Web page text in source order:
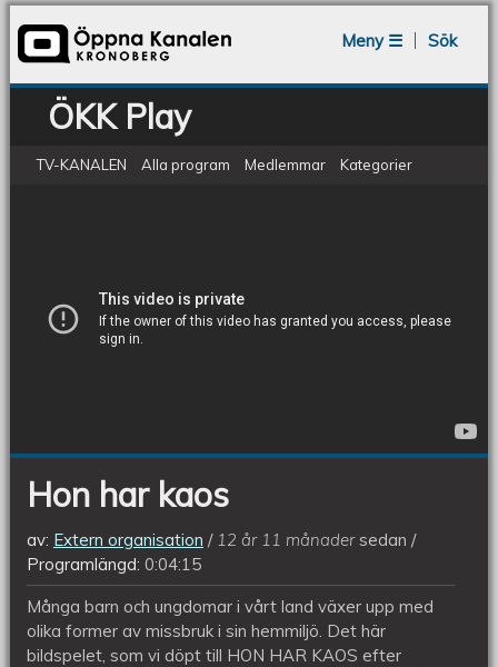
Meny ☰
Sök
ÖKK Play
TV-KANALEN Alla program Medlemmar Kategorier
Hon har kaos
av: Extern organisation 12 år 11 månadersedan
Programlängd: 0:04:15
Många barn och ungdomar i vårt land växer upp med
olika former av missbruk i sin hemmiljö. Det här
bildspelet, som vi döpt till HON HAR KAOS efter